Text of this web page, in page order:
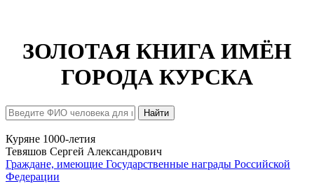
ЗОЛОТАЯ КНИГА ИМЁН
ГОРОДА КУРСКА
Найти
Куряне 1000-летия
Тевяшов Сергей Александрович
Граждане, имеющие Государственные награды Российской
Федерации